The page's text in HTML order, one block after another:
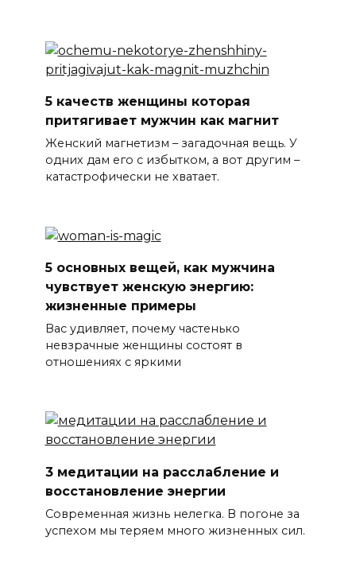
5 качеств женщины которая
притягивает мужчин как магнит
Женский магнетизм – загадочная вещь. У
одних дам его с избытком, а вот другим –
катастрофически не хватает.
5 основных вещей, как мужчина
чувствует женскую энергию:
жизненные примеры
Вас удивляет, почему частенько
невзрачные женщины состоят в
отношениях с яркими
3 медитации на расслабление и
восстановление энергии
Современная жизнь нелегка. В погоне за
успехом мы теряем много жизненных сил.